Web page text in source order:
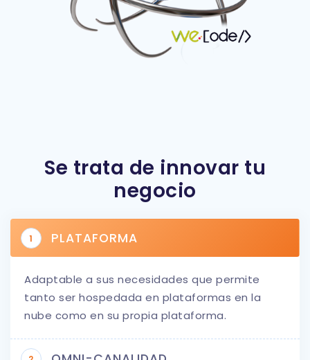
Se trata de innovar tu
negocio
1 PLATAFORMA
Adaptable a sus necesidades que permite
tanto ser hospedada en plataformas en la
nube como en su propia plataforma.